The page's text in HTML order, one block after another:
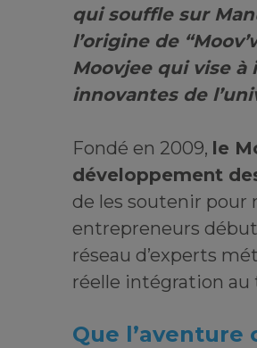
qui souffle sur
l’origine de
Moovjee qui vise
innovantes de
Fondé en 2009, le
développement
de les soutenir pour
entrepreneurs
réseau d’experts
réelle intégration au
Que l’aventure